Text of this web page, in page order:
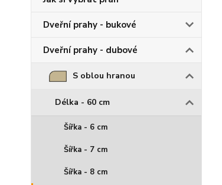
Dveřní prahy - bukové
Dveřní prahy - dubové
S oblou hranou
Délka - 60 cm
Šířka - 6 cm
Šířka - 7 cm
Šířka - 8 cm